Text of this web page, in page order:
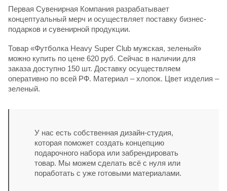
Первая Сувенирная Компания разрабатывает
концептуальный мерч и осуществляет поставку бизнес-
подарков и сувенирной продукции.
Товар «Футболка Heavy Super Club мужская, зеленый»
можно купить по цене 620 руб. Сейчас в наличии для
заказа доступно 150 шт. Доставку осуществляем
оперативно по всей РФ. Материал – хлопок. Цвет изделия –
зеленый.
У нас есть собственная дизайн-студия,
которая поможет создать концепцию
подарочного набора или забрендировать
товар. Мы можем сделать всё с нуля или
поработать с уже готовыми материалами.